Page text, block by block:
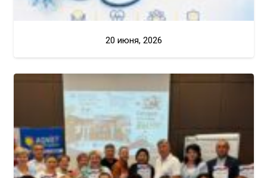
20 июня, 2026